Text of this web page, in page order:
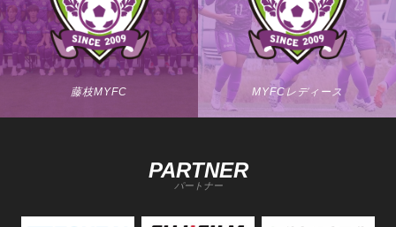
藤枝MYFC MYFCレディース
PARTNER
パートナー